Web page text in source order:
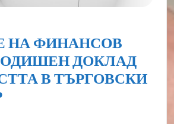
НА ФИНАНСОВ
ДОКЛАД
В ТЪРГОВСКИ
ПОДАВАНЕ